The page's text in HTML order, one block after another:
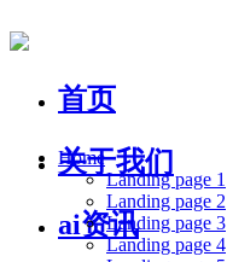
首页
关于我们
ai资讯
Home
Landing page 1
Landing page 2
Landing page 3
Landing page 4